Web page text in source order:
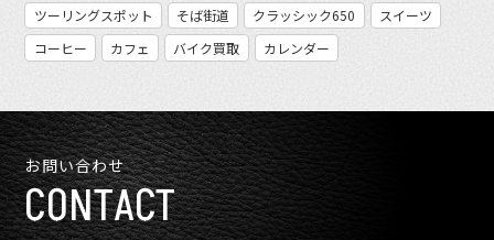
ツーリングスポット
そば街道 クラッシック650
スイーツ
コーヒー
カフェ バイク買取 カレンダー
お問い合わせ
CONTACT